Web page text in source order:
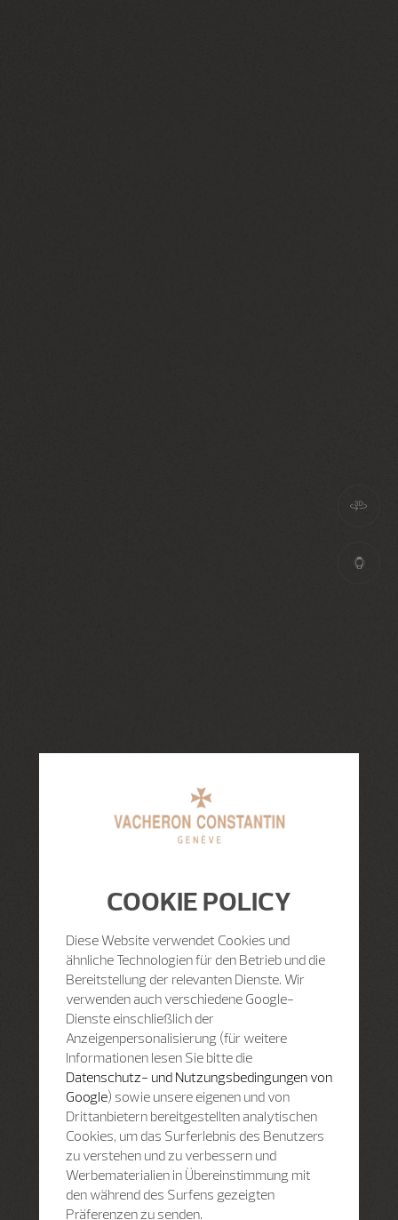
COOKIE POLICY
Diese Website verwendet Cookies und
ähnliche Technologien für den Betrieb und die
Bereitstellung der relevanten Dienste. Wir
verwenden auch verschiedene Google-
Dienste einschließlich der
Anzeigenpersonalisierung (für weitere
Informationen lesen Sie bitte die
Datenschutz- und Nutzungsbedingungen von
Google) sowie unsere eigenen und von
Drittanbietern bereitgestellten analytischen
Cookies, um das Surferlebnis des Benutzers
zu verstehen und zu verbessern und
Werbematerialien in Übereinstimmung mit
den während des Surfens gezeigten
Präferenzen zu senden.